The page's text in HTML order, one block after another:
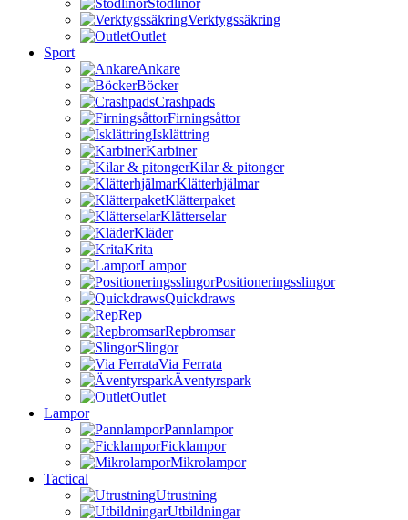
Stödlinor
Verktygssäkring
Outlet
Sport
Ankare
Böcker
Crashpads
Firningsåttor
Isklättring
Karbiner
Kilar & pitonger
Klätterhjälmar
Klätterpaket
Klätterselar
Kläder
Krita
Lampor
Positioneringsslingor
Quickdraws
Rep
Repbromsar
Slingor
Via Ferrata
Äventyrspark
Outlet
Lampor
Pannlampor
Ficklampor
Mikrolampor
Tactical
Utrustning
Utbildningar